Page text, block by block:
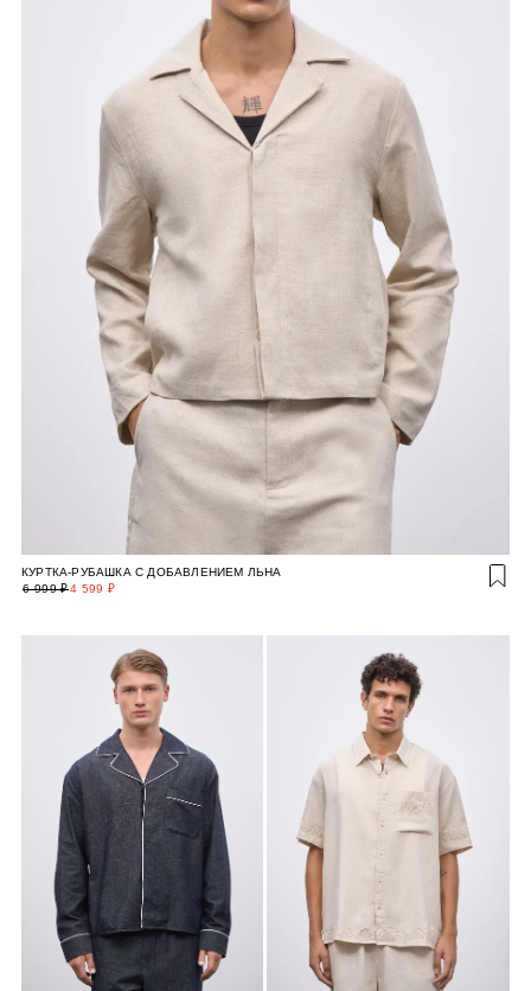
КУРТКА-РУБАШКА С ДОБАВЛЕНИЕМ ЛЬНА
4 599 ₽
6 999 ₽